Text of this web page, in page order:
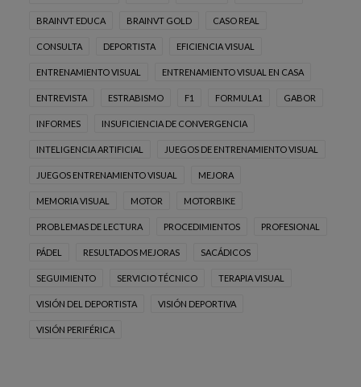
BRAINVT EDUCA BRAINVT GOLD CASO REAL
CONSULTA DEPORTISTA EFICIENCIA VISUAL
ENTRENAMIENTO VISUAL ENTRENAMIENTO VISUAL EN CASA
ENTREVISTA ESTRABISMO F1 FORMULA1 GABOR
INFORMES INSUFICIENCIA DE CONVERGENCIA
INTELIGENCIA ARTIFICIAL JUEGOS DE ENTRENAMIENTO VISUAL
JUEGOS ENTRENAMIENTO VISUAL MEJORA
MEMORIA VISUAL MOTOR MOTORBIKE
PROBLEMAS DE LECTURA PROCEDIMIENTOS PROFESIONAL
PÁDEL RESULTADOS MEJORAS SACÁDICOS
SEGUIMIENTO SERVICIO TÉCNICO TERAPIA VISUAL
VISIÓN DEL DEPORTISTA VISIÓN DEPORTIVA
VISIÓN PERIFÉRICA